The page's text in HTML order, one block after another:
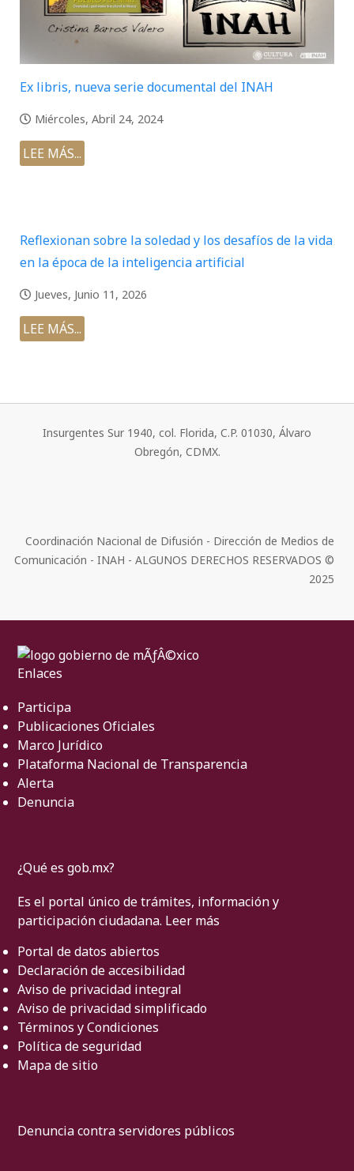
Ex libris, nueva serie documental del INAH
Miércoles, Abril 24, 2024
LEE MÁS...
Reflexionan sobre la soledad y los desafíos de la vida
en la época de la inteligencia artificial
Jueves, Junio 11, 2026
LEE MÁS...
Insurgentes Sur 1940, col. Florida, C.P. 01030, Álvaro
Obregón, CDMX.
Coordinación Nacional de Difusión - Dirección de Medios de
Comunicación - INAH - ALGUNOS DERECHOS RESERVADOS ©
2025
Enlaces
Participa
Publicaciones Oficiales
Marco Jurídico
Plataforma Nacional de Transparencia
Alerta
Denuncia
¿Qué es gob.mx?
Es el portal único de trámites, información y
participación ciudadana. Leer más
Portal de datos abiertos
Declaración de accesibilidad
Aviso de privacidad integral
Aviso de privacidad simplificado
Términos y Condiciones
Política de seguridad
Mapa de sitio
Denuncia contra servidores públicos